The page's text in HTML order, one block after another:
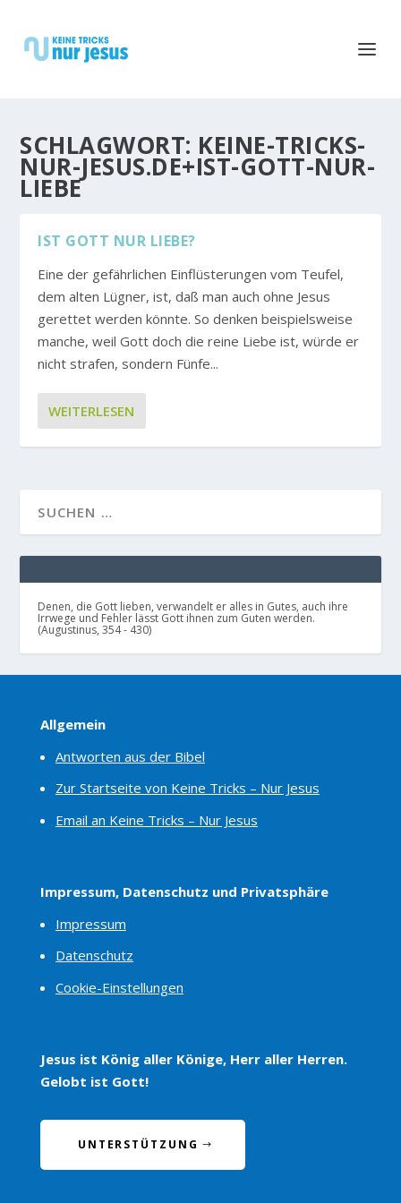
SCHLAGWORT: KEINE-TRICKS-
NUR-JESUS.DE+IST-GOTT-NUR-
LIEBE
IST GOTT NUR LIEBE?
Eine der gefährlichen Einflüsterungen vom Teufel,
dem alten Lügner, ist, daß man auch ohne Jesus
gerettet werden könnte. So denken beispielsweise
manche, weil Gott doch die reine Liebe ist, würde er
nicht strafen, sondern Fünfe...
WEITERLESEN
Denen, die Gott lieben, verwandelt er alles in Gutes, auch ihre
Irrwege und Fehler lässt Gott ihnen zum Guten werden.
(Augustinus, 354 - 430)
Allgemein
Antworten aus der Bibel
Zur Startseite von Keine Tricks – Nur Jesus
Email an Keine Tricks – Nur Jesus
Impressum, Datenschutz und Privatsphäre
Impressum
Datenschutz
Cookie-Einstellungen
Jesus ist König aller Könige, Herr aller Herren.
Gelobt ist Gott!
UNTERSTÜTZUNG